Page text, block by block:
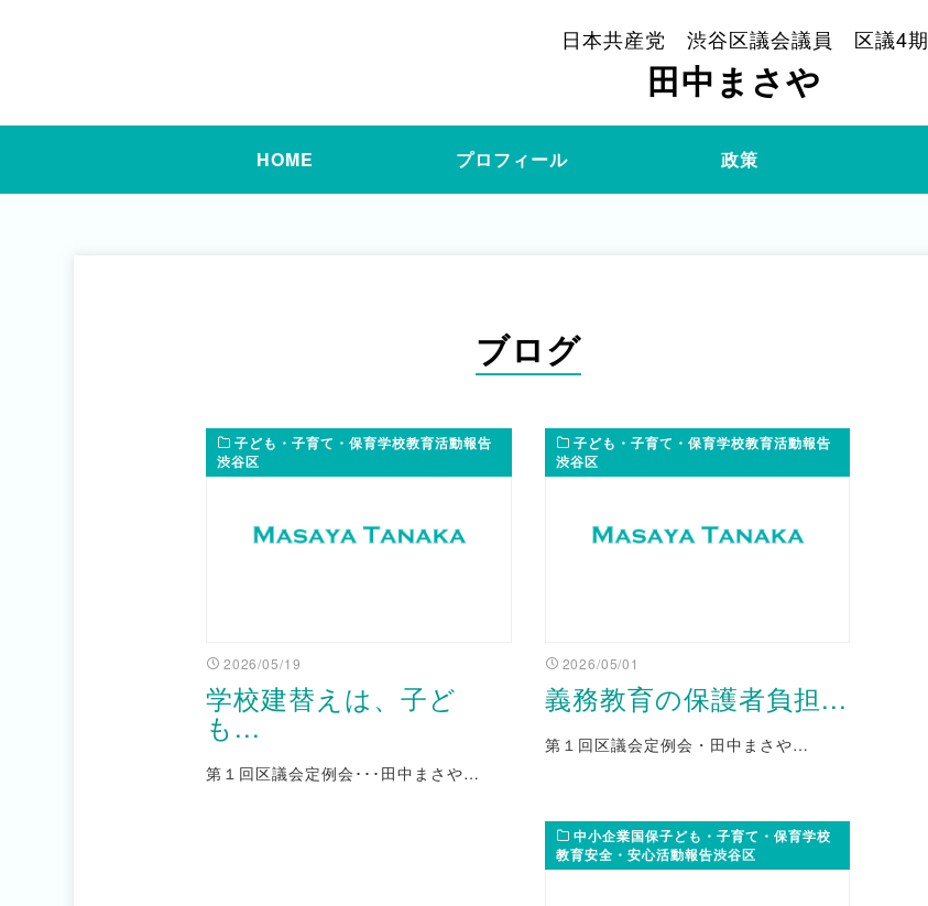
日本共産党 渋谷区議会議員 区議4期
田中まさや
HOME プロフィール 政策
ブログ
子ども・子育て・保育学校教育活動報告
渋谷区
2026/05/19
学校建替えは、子ど
も...
第１回区議会定例会･･･田中まさや…
子ども・子育て・保育学校教育活動報告
渋谷区
2026/05/01
義務教育の保護者負担...
第１回区議会定例会・田中まさや…
中小企業国保子ども・子育て・保育学校
教育安全・安心活動報告渋谷区